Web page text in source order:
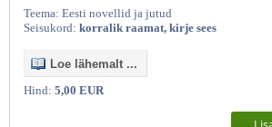
Teema: Eesti novellid ja jutud
Seisukord: korralik raamat, kirje sees
Loe lähemalt ...
Hind: 5,00 EUR